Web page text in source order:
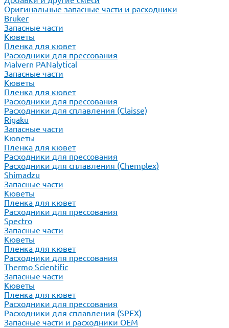
Оригинальные запасные части и расходники
Bruker
Запасные части
Кюветы
Пленка для кювет
Расходники для прессования
Malvern PANalytical
Запасные части
Кюветы
Пленка для кювет
Расходники для прессования
Расходники для сплавления (Claisse)
Rigaku
Запасные части
Кюветы
Пленка для кювет
Расходники для прессования
Расходники для сплавления (Chemplex)
Shimadzu
Запасные части
Кюветы
Пленка для кювет
Расходники для прессования
Spectro
Запасные части
Кюветы
Пленка для кювет
Расходники для прессования
Thermo Scientific
Запасные части
Кюветы
Пленка для кювет
Расходники для прессования
Расходники для сплавления (SPEX)
Запасные части и расходники ОЕМ